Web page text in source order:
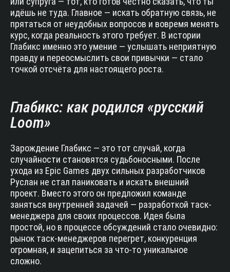
идёшь не туда. Главное — искать обратную связь, не
прятаться от неудобных вопросов и вовремя менять
курс, когда реальность этого требует. В истории
Глабикс именно это умение — услышать неприятную
правду и переосмыслить свои привычки — стало
точкой отсчёта для настоящего роста.
Глабикс: как родился «русский
Loom»
Зарождение Глабикс — это тот случай, когда
случайности становятся судьбоносными. После
ухода из Epic Games двух сильных разработчиков
Руслан не стал паниковать и искать внешний
проект. Вместо этого он предложил команде
заняться внутренней задачей — разработкой таск-
менеджера для своих процессов. Идея была
простой, но в процессе обсуждений стало очевидно:
рынок таск-менеджеров перегрет, конкуренция
огромная, и зацепиться за что-то уникальное
сложно.